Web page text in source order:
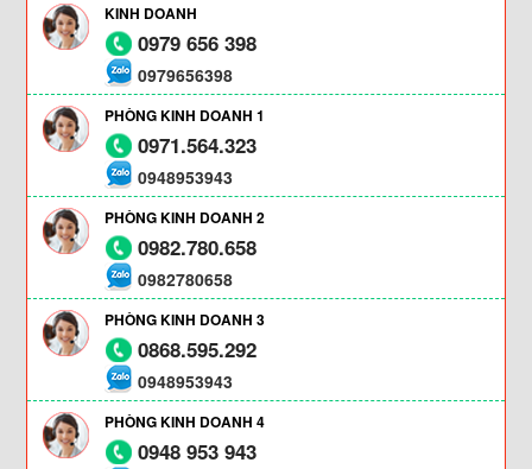
KINH DOANH
0979 656 398
0979656398
PHÒNG KINH DOANH 1
0971.564.323
0948953943
PHÒNG KINH DOANH 2
0982.780.658
0982780658
PHÒNG KINH DOANH 3
0868.595.292
0948953943
PHÒNG KINH DOANH 4
0948 953 943